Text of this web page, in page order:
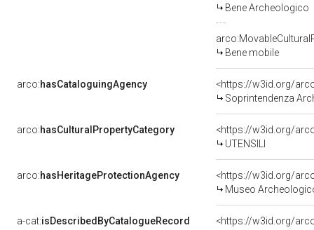
Bene Archeologico
Bene mobile
arco:hasCataloguingAgency
<https://w3id.org/
Soprintendenza
arco:hasCulturalPropertyCategory
<https://w3id.org/
UTENSILI
arco:hasHeritageProtectionAgency
<https://w3id.org/
Museo
a-cat:isDescribedByCatalogueRecord
<https://w3id.org/